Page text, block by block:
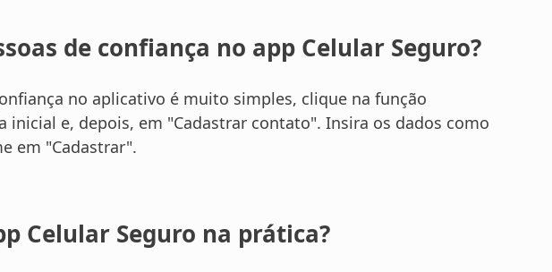
de confiança no app Celular Seguro?
no aplicativo é muito simples, clique na função
inicial e, depois, em "Cadastrar contato". Insira os dados como
em "Cadastrar".
Celular Seguro na prática?